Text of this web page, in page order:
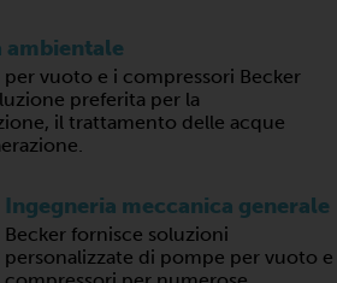
ambientale
per vuoto e i compressori Becker
preferita per la
il trattamento delle acque
Ingegneria meccanica generale
Becker fornisce soluzioni
personalizzate di pompe per vuoto e